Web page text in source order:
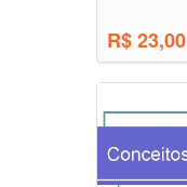
R$ 23,00